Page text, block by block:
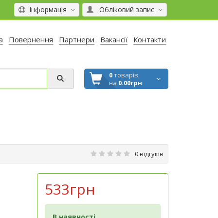
Обліковий запис
Інформація
Повернення Партнери Вакансії Контакти
0товарів,
на 0.00грн
0 відгуків
533грн